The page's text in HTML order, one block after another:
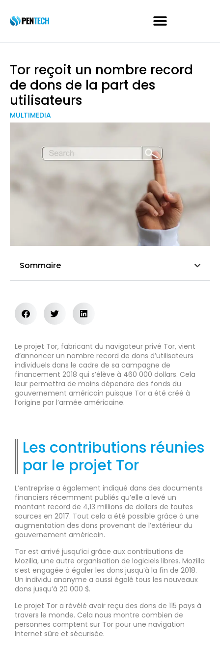
Tor reçoit un nombre record
de dons de la part des
utilisateurs
MULTIMEDIA
Sommaire
Le projet Tor, fabricant du navigateur privé Tor, vient
d’annoncer un nombre record de dons d’utilisateurs
individuels dans le cadre de sa campagne de
financement 2018 qui s’élève à 460 000 dollars. Cela
leur permettra de moins dépendre des fonds du
gouvernement américain puisque Tor a été créé à
l’origine par l’armée américaine.
Les contributions réunies
par le projet Tor
L’entreprise a également indiqué dans des documents
financiers récemment publiés qu’elle a levé un
montant record de 4,13 millions de dollars de toutes
sources en 2017. Tout cela a été possible grâce à une
augmentation des dons provenant de l’extérieur du
gouvernement américain.
Tor est arrivé jusqu’ici grâce aux contributions de
Mozilla, une autre organisation de logiciels libres. Mozilla
s’est engagée à égaler les dons jusqu’à la fin de 2018.
Un individu anonyme a aussi égalé tous les nouveaux
dons jusqu’à 20 000 $.
Le projet Tor a révélé avoir reçu des dons de 115 pays à
travers le monde. Cela nous montre combien de
personnes comptent sur Tor pour une navigation
Internet sûre et sécurisée.